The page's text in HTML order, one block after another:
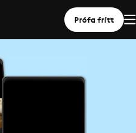
Prófa frítt